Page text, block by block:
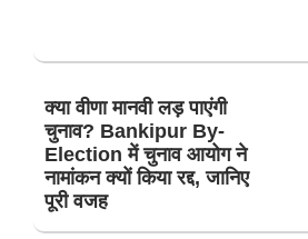
क्या वीणा मानवी लड़ पाएंगी
चुनाव? Bankipur By-
Election में चुनाव आयोग ने
नामांकन क्यों किया रद्द, जानिए
पूरी वजह